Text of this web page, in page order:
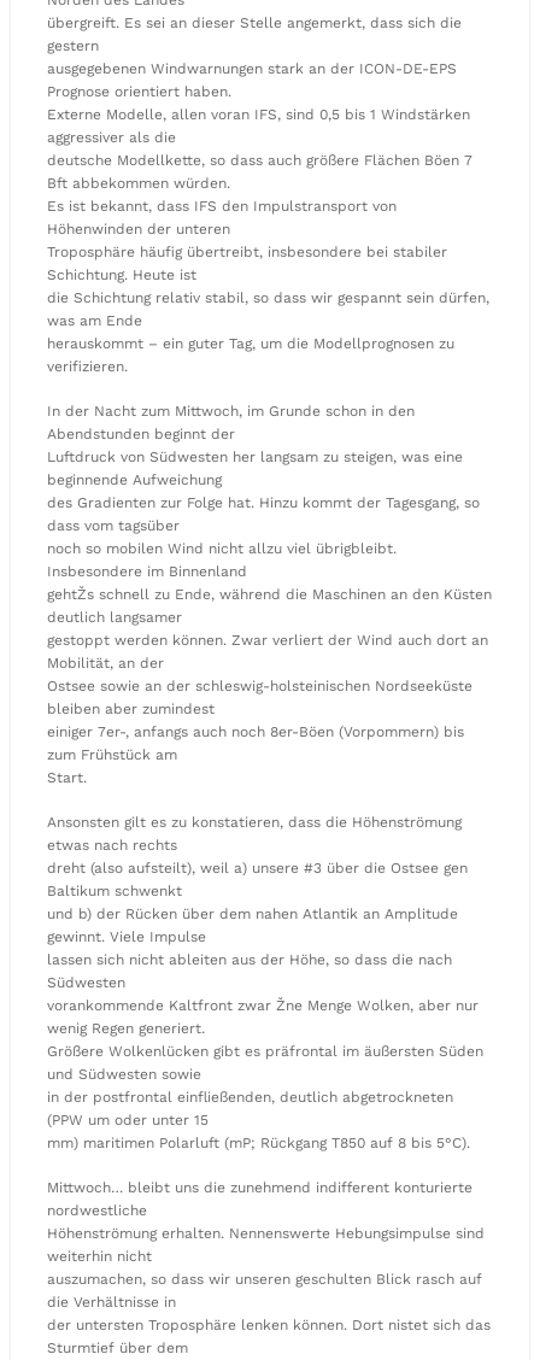
übergreift. Es sei an dieser Stelle angemerkt, dass sich die
gestern
ausgegebenen Windwarnungen stark an der ICON-DE-EPS
Prognose orientiert haben.
Externe Modelle, allen voran IFS, sind 0,5 bis 1 Windstärken
aggressiver als die
deutsche Modellkette, so dass auch größere Flächen Böen 7
Bft abbekommen würden.
Es ist bekannt, dass IFS den Impulstransport von
Höhenwinden der unteren
Troposphäre häufig übertreibt, insbesondere bei stabiler
Schichtung. Heute ist
die Schichtung relativ stabil, so dass wir gespannt sein dürfen,
was am Ende
herauskommt – ein guter Tag, um die Modellprognosen zu
verifizieren.
In der Nacht zum Mittwoch, im Grunde schon in den
Abendstunden beginnt der
Luftdruck von Südwesten her langsam zu steigen, was eine
beginnende Aufweichung
des Gradienten zur Folge hat. Hinzu kommt der Tagesgang, so
dass vom tagsüber
noch so mobilen Wind nicht allzu viel übrigbleibt.
Insbesondere im Binnenland
gehtŽs schnell zu Ende, während die Maschinen an den Küsten
deutlich langsamer
gestoppt werden können. Zwar verliert der Wind auch dort an
Mobilität, an der
Ostsee sowie an der schleswig-holsteinischen Nordseeküste
bleiben aber zumindest
einiger 7er-, anfangs auch noch 8er-Böen (Vorpommern) bis
zum Frühstück am
Start.
Ansonsten gilt es zu konstatieren, dass die Höhenströmung
etwas nach rechts
dreht (also aufsteilt), weil a) unsere #3 über die Ostsee gen
Baltikum schwenkt
und b) der Rücken über dem nahen Atlantik an Amplitude
gewinnt. Viele Impulse
lassen sich nicht ableiten aus der Höhe, so dass die nach
Südwesten
vorankommende Kaltfront zwar Žne Menge Wolken, aber nur
wenig Regen generiert.
Größere Wolkenlücken gibt es präfrontal im äußersten Süden
und Südwesten sowie
in der postfrontal einfließenden, deutlich abgetrockneten
(PPW um oder unter 15
mm) maritimen Polarluft (mP; Rückgang T850 auf 8 bis 5°C).
Mittwoch… bleibt uns die zunehmend indifferent konturierte
nordwestliche
Höhenströmung erhalten. Nennenswerte Hebungsimpulse sind
weiterhin nicht
auszumachen, so dass wir unseren geschulten Blick rasch auf
die Verhältnisse in
der untersten Troposphäre lenken können. Dort nistet sich das
Sturmtief über dem